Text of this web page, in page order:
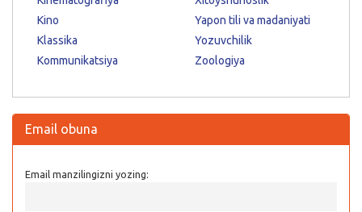
Kino
Klassika
Kommunikatsiya
Yapon tili va madaniyati
Yozuvchilik
Zoologiya
Email obuna
Email manzilingizni yozing: